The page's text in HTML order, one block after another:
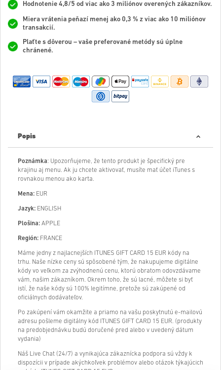
Hodnotenie 4,8/5 od viac ako 3 miliónov overených zákazníkov.
Miera vrátenia peňazí menej ako 0,3 % z viac ako 10 miliónov
transakcií.
Plaťte s dôverou – vaše preferované metódy sú úplne
chránené.
Popis
Poznámka: Upozorňujeme, že tento produkt je špecifický pre
krajinu aj menu. Ak ju chcete aktivovať, musíte mať účet iTunes s
rovnakou menou ako karta.
Mena: EUR
Jazyk: ENGLISH
Plošina: APPLE
Región: FRANCE
Máme jedny z najlacnejších ITUNES GIFT CARD 15 EUR kódy na
trhu. Naše nízke ceny sú spôsobené tým, že nakupujeme digitálne
kódy vo veľkom za zvýhodnenú cenu, ktorú obratom odovzdávame
vám, našim zákazníkom. Okrem toho, že sú lacné, môžete si byť
istí, že naše kódy sú 100% legitímne, pretože sú zakúpené od
oficiálnych dodávateľov.
Po zakúpení vám okamžite a priamo na vašu poskytnutú e-mailovú
adresu pošleme digitálny kód ITUNES GIFT CARD 15 EUR. (produkty
na predobjednávku budú doručené pred alebo v uvedený dátum
vydania)
Náš Live Chat (24/7) a vynikajúca zákaznícka podpora sú vždy k
dispozícii v prípade akýchkoľvek problémov alebo otázok týkajúcich